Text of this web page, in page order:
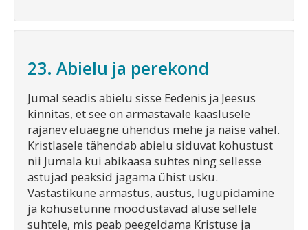
23. Abielu ja perekond
Jumal seadis abielu sisse Eedenis ja Jeesus
kinnitas, et see on armastavale kaaslusele
rajanev eluaegne ühendus mehe ja naise vahel.
Kristlasele tähendab abielu siduvat kohustust
nii Jumala kui abikaasa suhtes ning sellesse
astujad peaksid jagama ühist usku.
Vastastikune armastus, austus, lugupidamine
ja kohusetunne moodustavad aluse sellele
suhtele, mis peab peegeldama Kristuse ja